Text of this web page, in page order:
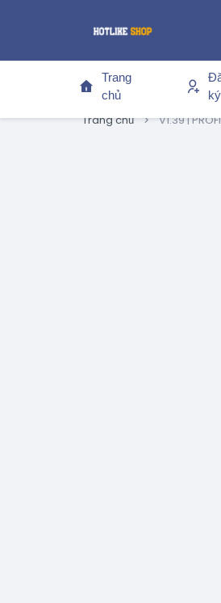
Trang
chủ
ký
Trang chủ V1.39 |